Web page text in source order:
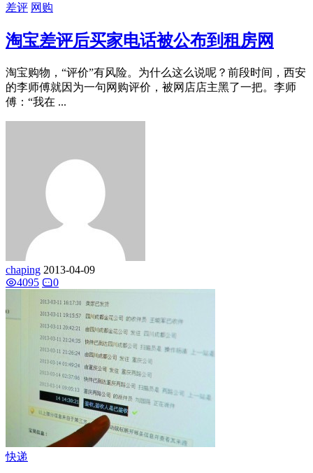
差评 网购
淘宝差评后买家电话被公布到租房网
淘宝购物，“评价”有风险。为什么这么说呢？前段时间，西安
的李师傅就因为一句网购评价，被网店店主黑了一把。李师
傅：“我在 ...
chaping 2013-04-09
4095
0
快递